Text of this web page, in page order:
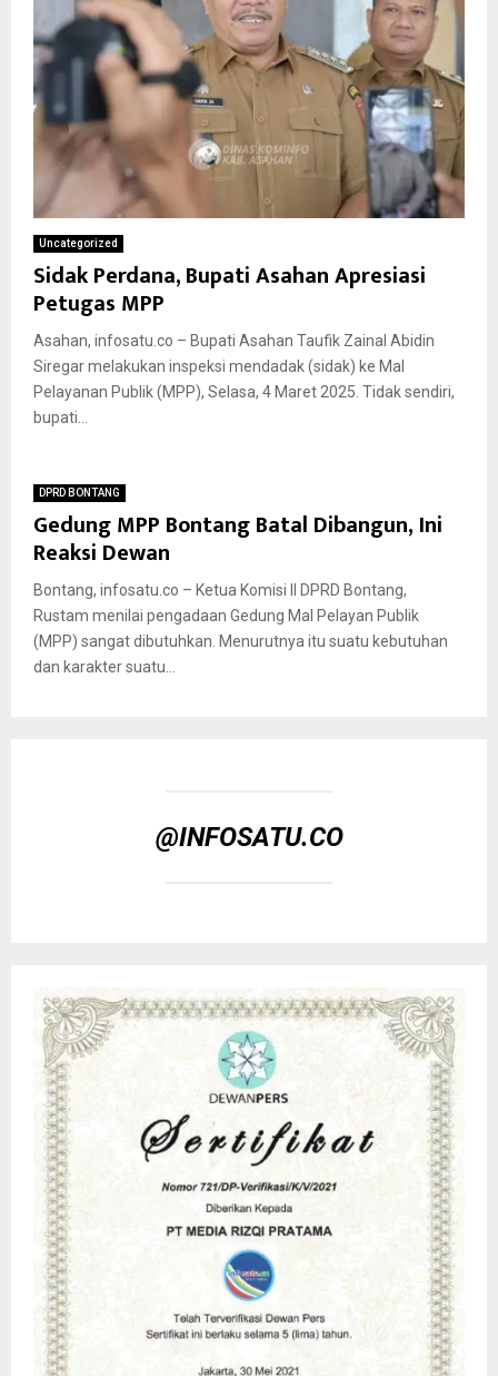
Uncategorized
Sidak Perdana, Bupati Asahan Apresiasi
Petugas MPP
Asahan, infosatu.co – Bupati Asahan Taufik Zainal Abidin
Siregar melakukan inspeksi mendadak (sidak) ke Mal
Pelayanan Publik (MPP), Selasa, 4 Maret 2025. Tidak sendiri,
bupati...
DPRD BONTANG
Gedung MPP Bontang Batal Dibangun, Ini
Reaksi Dewan
Bontang, infosatu.co – Ketua Komisi II DPRD Bontang,
Rustam menilai pengadaan Gedung Mal Pelayan Publik
(MPP) sangat dibutuhkan. Menurutnya itu suatu kebutuhan
dan karakter suatu...
@INFOSATU.CO